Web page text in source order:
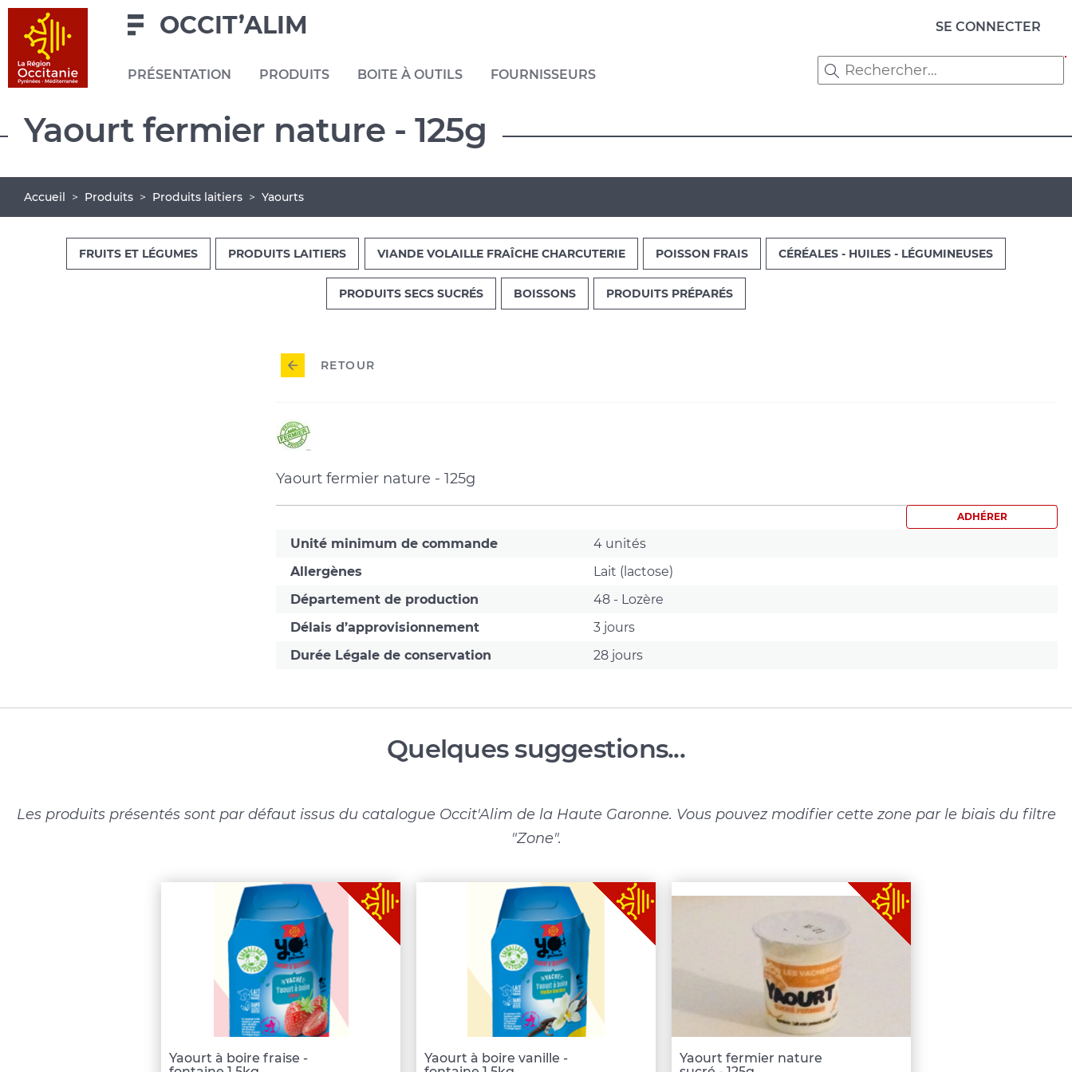
Navigation
Aller
contenu
principal
Pied
page
OCCIT’ALIM
Menu
du
compte
l'utilisateur
SE CONNECTER
principale
PRÉSENTATION PRODUITS BOITE À OUTILS FOURNISSEURS
Yaourt fermier nature - 125g
Fil
d'Ariane
Accueil Produits Produits laitiers Yaourts
FRUITS ET LÉGUMES PRODUITS LAITIERS VIANDE VOLAILLE FRAÎCHE CHARCUTERIE POISSON FRAIS CÉRÉALES - HUILES - LÉGUMINEUSES
PRODUITS SECS SUCRÉS BOISSONS PRODUITS PRÉPARÉS
RETOUR
Produit
fermier
Yaourt fermier nature - 125g
ADHÉRER
Unité minimum de commande
4 unités
Allergènes
Lait (lactose)
Département de production
48 - Lozère
Délais d’approvisionnement
3 jours
Durée Légale de conservation
28 jours
Quelques suggestions...
Les produits présentés sont par défaut issus du catalogue Occit'Alim de la Haute Garonne. Vous pouvez modifier cette zone par le biais du filtre
"Zone".
Yaourt à boire fraise -
Yaourt à boire vanille -
Yaourt fermier nature